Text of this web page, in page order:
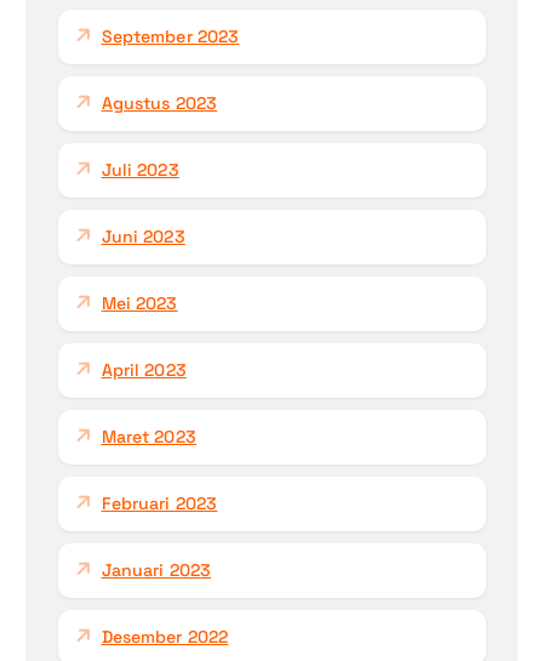
September 2023
Agustus 2023
Juli 2023
Juni 2023
Mei 2023
April 2023
Maret 2023
Februari 2023
Januari 2023
Desember 2022